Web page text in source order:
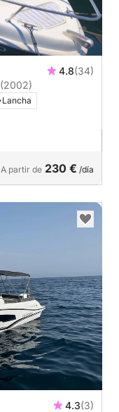
4.8(34)
(2002)
Lancha
A partir de 230 € /día
4.3(3)